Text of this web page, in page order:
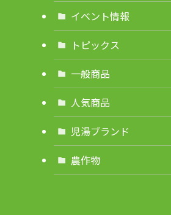
イベント情報
トピックス
一般商品
人気商品
児湯ブランド
農作物